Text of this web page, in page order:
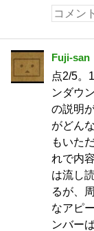
Fuji-san
点2/5。
ンダウ
の説明
がどん
もいた
れで内
は流し
るが、
なアピ
ンバー